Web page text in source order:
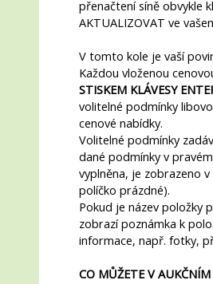
přenačtení síně obvykle
AKTUALIZOVAT ve
V tomto kole je vaší
Každou vloženou
STISKEM KLÁVESY
volitelné podmínky
cenové nabídky.
Volitelné podmínky
dané podmínky v
vyplněna, je zobrazeno
políčko prázdné).
Pokud je název položky
zobrazí poznámka k
informace, např. fotky,
CO MŮŽETE V AUKČNÍM